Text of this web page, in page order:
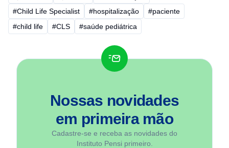
#Child Life Specialist
#hospitalização
#paciente
#child life
#CLS #saúde pediátrica
Nossas novidades
em primeira mão
Cadastre-se e receba as novidades do
Instituto Pensi primeiro.